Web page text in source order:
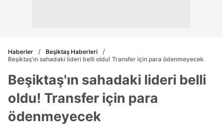
Haberler
Beşiktaş Haberleri
Beşiktaş'ın sahadaki lideri belli oldu! Transfer için para ödenmeyecek
Beşiktaş'ın sahadaki lideri belli
oldu! Transfer için para
ödenmeyecek